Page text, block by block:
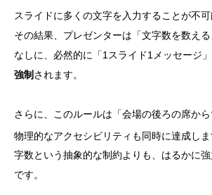
スライドに多くの文字を入力することが不
その結果、プレゼンターは「文字数を数え
なしに、必然的に「1スライド1メッセージ
強制されます。
さらに、このルールは「会場の後ろの席か
物理的なアクセシビリティも同時に達成しま
字数という抽象的な制約よりも、はるかに
です。